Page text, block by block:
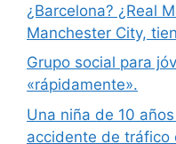
¿Barcelona? ¿Real
Manchester City,
Grupo social para
«rápidamente».
Una niña de 10
accidente de tráfico